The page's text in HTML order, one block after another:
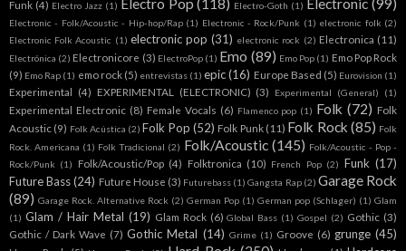
Funk (4) Electro Jazz (1) Electro Pop (118) Electro-Goth (1) Electronic (99)
Electronic - Folk/Acoustic - Hip-hop/Rap (1) Electronic - Rock/Punk (1) electronic folk (2)
Electronic Folk Acoustic (1) electronic pop (31) electronic rock (2) Electronica (11)
Electrónica (2) Electronicore (3) ElectroPop (1) Emo (89) Emo Pop (1) Emo Pop Rock
(9) Emo Rap (1) emo rock (5) entrevistas (1) epic (16) Europe Based (5) Eurovision (1)
Experimental (4) EXPERIMENTAL (ELECTRONIC) (3) Experimental (General) (1)
Experimental Electronic (8) Female Vocals (6) Flamenco pop (1) Folk (72) Folk
Acoustic (9) Folk Acústica (2) Folk Pop (52) Folk Punk (11) Folk Rock (85) Folk
Rock. Americana (1) Folk Tradicional (2) Folk/Acoustic (145) Folk/Acoustic - Pop -
Rock/Punk (1) Folk/Acoustic/Pop (4) Folktronica (10) French Pop (2) Funk (17)
Future Bass (24) Future House (3) Futurebass (1) Gangsta Rap (2) Garage Rock
(89) Garage Rock. Alternative Rock (2) German Pop (1) German pop (Schlager) (1) Glam
(1) Glam / Hair Metal (19) Glam Rock (6) Global Bass (1) Gospel (2) Gothic (3)
Gothic / Dark Wave (7) Gothic Metal (14) Grime (1) Groove (6) grunge (45)